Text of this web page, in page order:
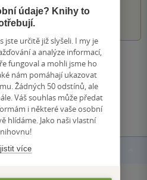
4 5
hodnocení
hodnocení
údaje? Knihy to
jste určitě již slyšeli. I my je
a analýze informací,
fungoval a mohli jsme ho
nám pomáhají ukazovat
Žádných 50 odstínů, ale
Váš souhlas může předat
i některé vaše osobní
hlídáme. Jako naši vlastní
více